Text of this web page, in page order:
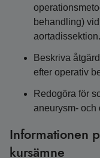
behandling)
aortadissektion.
Beskriva
efter operativ
Redogöra för
aneurysm- och
Informationen
kursämne